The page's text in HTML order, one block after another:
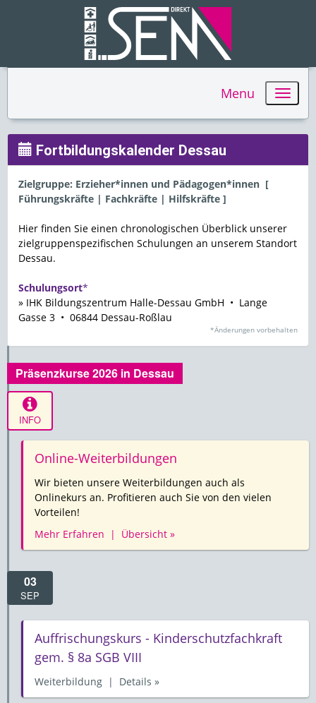
Menu
Fortbildungskalender Dessau
Zielgruppe: Erzieher*innen und Pädagogen*innen [
Führungskräfte | Fachkräfte | Hilfskräfte ]
Hier finden Sie einen chronologischen Überblick unserer
zielgruppenspezifischen Schulungen an unserem Standort
Dessau.
Schulungsort*
» IHK Bildungszentrum Halle-Dessau GmbH • Lange
Gasse 3 • 06844 Dessau-Roßlau
*Änderungen vorbehalten
Präsenzkurse 2026 in Dessau
INFO
Online-Weiterbildungen
Wir bieten unsere Weiterbildungen auch als
Onlinekurs an. Profitieren auch Sie von den vielen
Vorteilen!
Mehr Erfahren | Übersicht »
03
SEP
Auffrischungskurs - Kinderschutzfachkraft
gem. § 8a SGB VIII
Weiterbildung | Details »